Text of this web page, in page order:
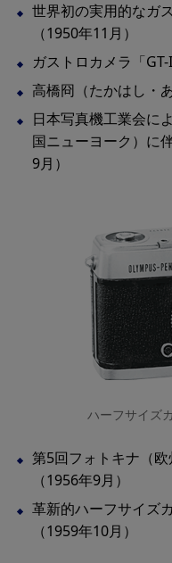
世界初の実用的なガ
（1950年11月）
ガストロカメラ「
高橋冏（たかはし・
日本写真機工業会に
国ニューヨーク）に
9月）
ハーフサイズ
第5回フォトキナ（
（1956年9月）
革新的ハーフサイズ
（1959年10月）